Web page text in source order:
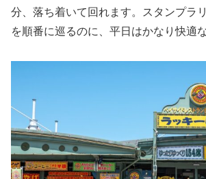
分、落ち着いて回れます。スタンプラ
を順番に巡るのに、平日はかなり快適な